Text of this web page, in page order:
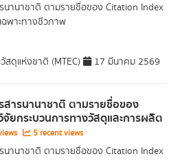
านาชาติ ตามรายชื่อของ Citation Index
พาะทางชีวภาพ
วัสดุแห่งชาติ (MTEC) 17 มีนาคม 2569
ารนานาชาติ ตามรายชื่อของ
ยกระบวนการทางวัสดุและการผลิต
5 recent views
านาชาติ ตามรายชื่อของ Citation Index